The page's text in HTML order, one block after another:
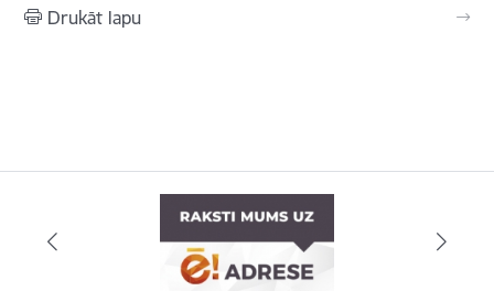
Drukāt lapu